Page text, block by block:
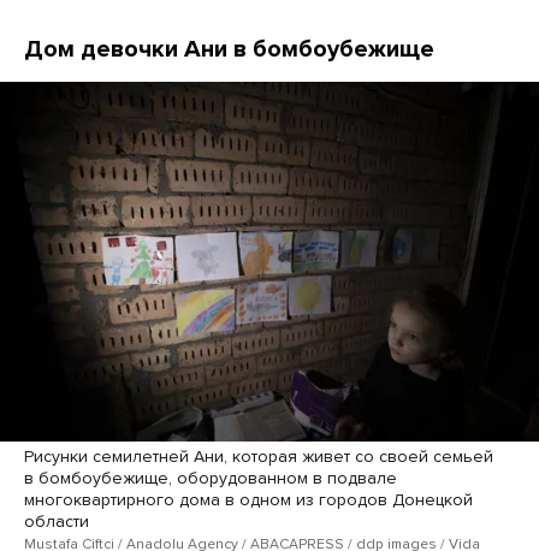
Дом девочки Ани в бомбоубежище
Рисунки семилетней Ани, которая живет со своей семьей
в бомбоубежище, оборудованном в подвале
многоквартирного дома в одном из городов Донецкой
области
Mustafa Ciftci / Anadolu Agency / ABACAPRESS / ddp images / Vida